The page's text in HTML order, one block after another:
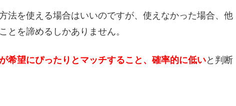
法を使える場合はいいのですが、使えなかった場合、他
とを諦めるしかありません。
希望にぴったりとマッチすること、確率的に低いと判断